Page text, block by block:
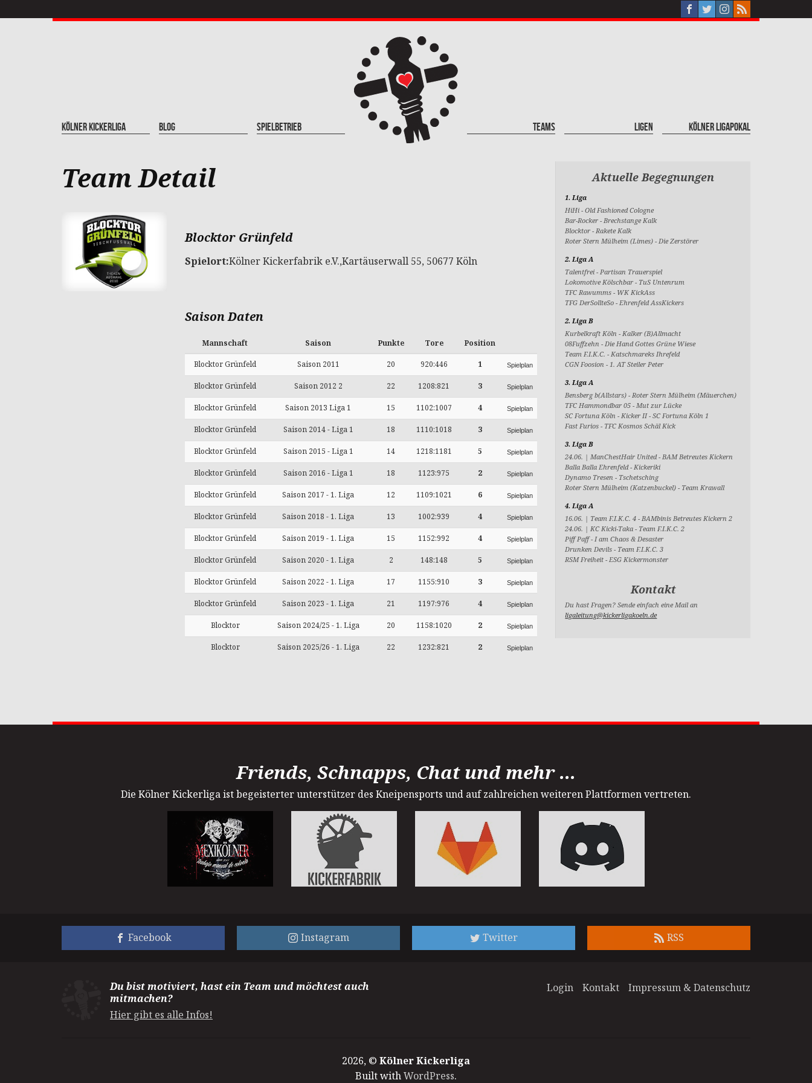
Kölner Kickerliga Blog Spielbetrieb Teams Ligen Kölner Ligapokal
Team Detail
Blocktor Grünfeld
Spielort:Kölner Kickerfabrik e.V.,Kartäuserwall 55, 50677 Köln
Saison Daten
Mannschaft Saison Punkte Tore Position
Blocktor Grünfeld Saison 2011 20 920:446 1 Spielplan
Blocktor Grünfeld Saison 2012 2 22 1208:821 3 Spielplan
Blocktor Grünfeld Saison 2013 Liga 1 15 1102:1007 4 Spielplan
Blocktor Grünfeld Saison 2014 - Liga 1 18 1110:1018 3 Spielplan
Blocktor Grünfeld Saison 2015 - Liga 1 14 1218:1181 5 Spielplan
Blocktor Grünfeld Saison 2016 - Liga 1 18 1123:975 2 Spielplan
Blocktor Grünfeld Saison 2017 - 1. Liga 12 1109:1021 6 Spielplan
Blocktor Grünfeld Saison 2018 - 1. Liga 13 1002:939 4 Spielplan
Blocktor Grünfeld Saison 2019 - 1. Liga 15 1152:992 4 Spielplan
Blocktor Grünfeld Saison 2020 - 1. Liga 2 148:148 5 Spielplan
Blocktor Grünfeld Saison 2022 - 1. Liga 17 1155:910 3 Spielplan
Blocktor Grünfeld Saison 2023 - 1. Liga 21 1197:976 4 Spielplan
Blocktor Saison 2024/25 - 1. Liga 20 1158:1020 2 Spielplan
Blocktor Saison 2025/26 - 1. Liga 22 1232:821 2 Spielplan
Aktuelle Begegnungen
1. Liga
HiHi-Old Fashioned Cologne
Bar-Rocker-Brechstange Kalk
Blocktor-Rakete Kalk
Roter Stern Mülheim (Limes)-Die Zerstörer
2. Liga A
Talentfrei-Partisan Trauerspiel
Lokomotive Kölschbar- TuS Untenrum
TFC Rawumms- WK KickAss
TFG DerSollteSo-Ehrenfeld AssKickers
2. Liga B
Kurbelkraft Köln-Kalker (B)Allmacht
08Fuffzehn-Die Hand Gottes Grüne Wiese
Team F.I.K.C.-Katschmareks Ihrefeld
CGN Foosion-1. AT Steiler Peter
3. Liga A
Bensberg b(Allstars)-Roter Stern Mülheim (Mäuerchen)
TFC Hammondbar 05-Mut zur Lücke
SC Fortuna Köln - Kicker II-SC Fortuna Köln 1
Fast Furios- TFC Kosmos Schäl Kick
3. Liga B
24.06. | ManChestHair United-BAM Betreutes Kickern
Balla Balla Ehrenfeld-Kickeriki
Dynamo Tresen- Tschetsching
Roter Stern Mülheim (Katzenbuckel)- Team Krawall
4. Liga A
16.06. | Team F.I.K.C. 4-BAMbinis Betreutes Kickern 2
24.06. | KC Kicki-Taka- Team F.I.K.C. 2
Piff Paff-I am Chaos & Desaster
Drunken Devils- Team F.I.K.C. 3
RSM Freiheit-ESG Kickermonster
Kontakt
Du hast Fragen? Sende einfach eine Mail an
ligaleitung@kickerligakoeln.de
Friends, Schnapps, Chat und mehr ...
Die Kölner Kickerliga ist begeisterter unterstützer des Kneipensports und auf zahlreichen weiteren Plattformen vertreten.
Facebook Instagram Twitter RSS
Du bist motiviert, hast ein Team und möchtest auch
mitmachen?
Hier gibt es alle Infos!
Login Kontakt Impressum & Datenschutz
2026, © Kölner Kickerliga
Built withWordPress.